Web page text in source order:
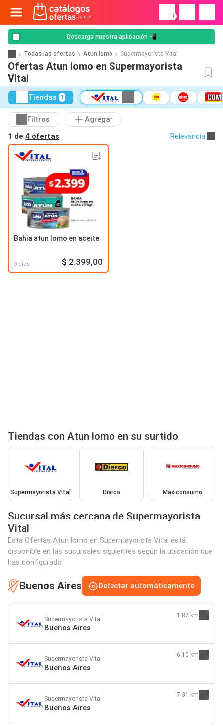
!
Descarga nuestra aplicación 📲
Todas las ofertas Atun lomo Supermayorista Vital
Ofertas Atun lomo en Supermayorista
Vital
Tiendas 1
Filtros
Agregar
1 de 4 ofertas Relevancia
Bahia atun lomo en aceite
3 días $ 2.399,00
Tiendas con Atun lomo en su surtido
Supermayorista Vital Diarco Maxiconsumo
Sucursal más cercana de Supermayorista
Vital
Esta Ofertas Atun lomo en Supermayorista Vital está
disponible en las sucursales siguientes según la ubicación que
has configurado:
Buenos Aires Detectar automáticamente
Supermayorista Vital
Buenos Aires
1.87 km
Supermayorista Vital
Buenos Aires
6.10 km
Supermayorista Vital
Buenos Aires
7.31 km